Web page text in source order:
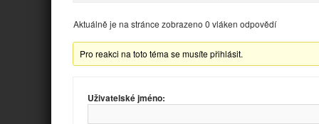
Aktuálně je na stránce zobrazeno 0 vláken odpovědí
Pro reakci na toto téma se musíte přihlásit.
Uživatelské jméno: